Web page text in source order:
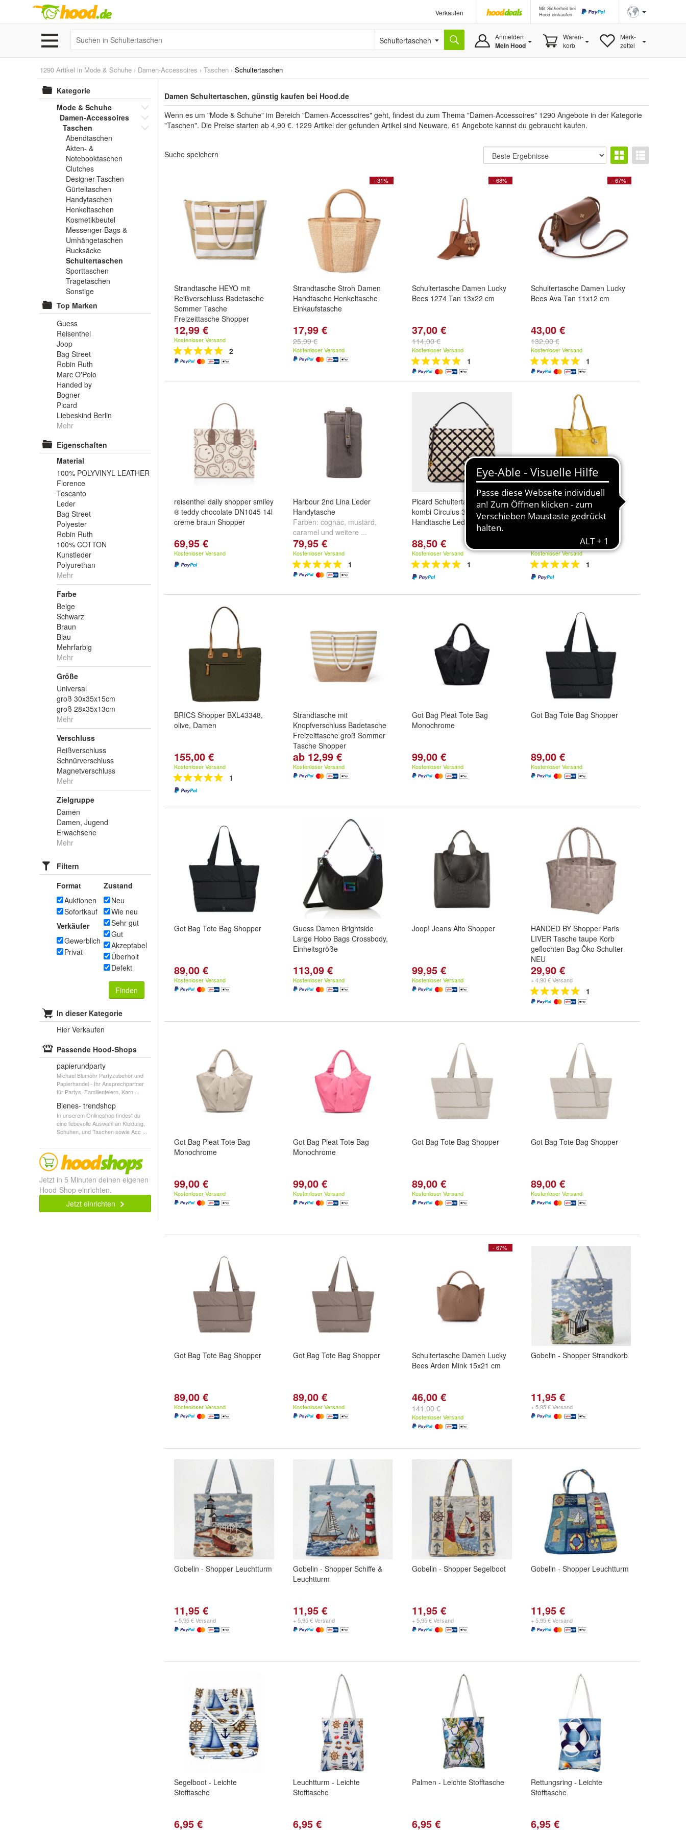
Verkaufen
Mit Sicherheit bei
Hood einkaufen
Schultertaschen Anmelden
Mein Hood
Waren-
korb
Merk-
zettel
1290 Artikel in Mode & Schuhe › Damen-Accessoires › Taschen › Schultertaschen
Kategorie
Mode & Schuhe
Damen-Accessoires
Taschen
Abendtaschen
Akten- &
Notebooktaschen
Clutches
Designer-Taschen
Gürteltaschen
Handytaschen
Henkeltaschen
Kosmetikbeutel
Messenger-Bags &
Umhängetaschen
Rucksäcke
Schultertaschen
Sporttaschen
Tragetaschen
Sonstige
Top Marken
Guess
Reisenthel
Joop
Bag Street
Robin Ruth
Marc O'Polo
Handed by
Bogner
Picard
Liebeskind Berlin
Mehr
Eigenschaften
Material
100% POLYVINYL LEATHER
Florence
Toscanto
Leder
Bag Street
Polyester
Robin Ruth
100% COTTON
Kunstleder
Polyurethan
Mehr
Farbe
Beige
Schwarz
Braun
Blau
Mehrfarbig
Mehr
Größe
Universal
groß 30x35x15cm
groß 28x35x13cm
Mehr
Verschluss
Reißverschluss
Schnürverschluss
Magnetverschluss
Mehr
Zielgruppe
Damen
Damen, Jugend
Erwachsene
Mehr
Filtern
Format
Auktionen
Sofortkauf
Verkäufer
Gewerblich
Privat
Zustand
Neu
Wie neu
Sehr gut
Gut
Akzeptabel
Überholt
Defekt
Finden
In dieser Kategorie
Hier Verkaufen
Passende Hood-Shops
papierundparty
Michael Blumöhr Partyzubehör und
Papierhandel - Ihr Ansprechpartner
für Partys, Familienfeiern, Karn ...
Bienes- trendshop
In unserem Onlineshop findest du
eine liebevolle Auswahl an Kleidung,
Schuhen, und Taschen sowie Acc ...
Jetzt in 5 Minuten deinen eigenen
Hood-Shop einrichten.
Jetzt einrichten
Damen Schultertaschen, günstig kaufen bei Hood.de
Wenn es um "Mode & Schuhe" im Bereich "Damen-Accessoires" geht, findest du zum Thema "Damen-Accessoires" 1290 Angebote in der Kategorie
"Taschen". Die Preise starten ab 4,90 €. 1229 Artikel der gefunden Artikel sind Neuware, 61 Angebote kannst du gebraucht kaufen.
Suche speichern
Strandtasche HEYO mit
Reißverschluss Badetasche
Sommer Tasche
Freizeittasche Shopper
Farbe:Schwarz
undweitere ...
12,99 €
Kostenloser Versand
2
- 31%
Strandtasche Stroh Damen
Handtasche Henkeltasche
Einkaufstasche
17,99 €
25,99 €
Kostenloser Versand
- 68%
Schultertasche Damen Lucky
Bees 1274 Tan 13x22 cm
37,00 €
114,00 €
Kostenloser Versand
1
- 67%
Schultertasche Damen Lucky
Bees Ava Tan 11x12 cm
43,00 €
132,00 €
Kostenloser Versand
1
reisenthel daily shopper smiley
® teddy chocolate DN1045 14l
creme braun Shopper
69,95 €
Kostenloser Versand
Harbour 2nd Lina Leder
Handytasche
Farben: cognac, mustard,
caramel und weitere ...
79,95 €
Kostenloser Versand
1
Picard Schultertasche schwarz
kombi Circulus 3324 Damen
Handtasche Lederfrei
88,50 €
Kostenloser Versand
1
Harbour 2nd Elbe 2 B3.6596,
oriental mustard, Damen
Kostenloser Versand
1
BRICS Shopper BXL43348,
olive, Damen
155,00 €
Kostenloser Versand
1
Strandtasche mit
Knopfverschluss Badetasche
Freizeittasche groß Sommer
Tasche Shopper
Farbe:Rot,Dunkelblau
undweitere ...
ab 12,99 €
Kostenloser Versand
Got Bag Pleat Tote Bag
Monochrome
99,00 €
Kostenloser Versand
Got Bag Tote Bag Shopper
89,00 €
Kostenloser Versand
Got Bag Tote Bag Shopper
89,00 €
Kostenloser Versand
Guess Damen Brightside
Large Hobo Bags Crossbody,
Einheitsgröße
113,09 €
Kostenloser Versand
Joop! Jeans Alto Shopper
99,95 €
Kostenloser Versand
HANDED BY Shopper Paris
LIVER Tasche taupe Korb
geflochten Bag Öko Schulter
NEU
29,90 €
+ 4,90 € Versand
1
Got Bag Pleat Tote Bag
Monochrome
99,00 €
Kostenloser Versand
Got Bag Pleat Tote Bag
Monochrome
99,00 €
Kostenloser Versand
Got Bag Tote Bag Shopper
89,00 €
Kostenloser Versand
Got Bag Tote Bag Shopper
89,00 €
Kostenloser Versand
Got Bag Tote Bag Shopper
89,00 €
Kostenloser Versand
Got Bag Tote Bag Shopper
89,00 €
Kostenloser Versand
- 67%
Schultertasche Damen Lucky
Bees Arden Mink 15x21 cm
46,00 €
141,00 €
Kostenloser Versand
Gobelin - Shopper Strandkorb
11,95 €
+ 5,95 € Versand
Gobelin - Shopper Leuchtturm
11,95 €
+ 5,95 € Versand
Gobelin - Shopper Schiffe &
Leuchtturm
11,95 €
+ 5,95 € Versand
Gobelin - Shopper Segelboot
11,95 €
+ 5,95 € Versand
Gobelin - Shopper Leuchtturm
11,95 €
+ 5,95 € Versand
Segelboot - Leichte
Stofftasche
6,95 €
Leuchtturm - Leichte
Stofftasche
6,95 €
Palmen - Leichte Stofftasche
6,95 €
Rettungsring - Leichte
Stofftasche
6,95 €